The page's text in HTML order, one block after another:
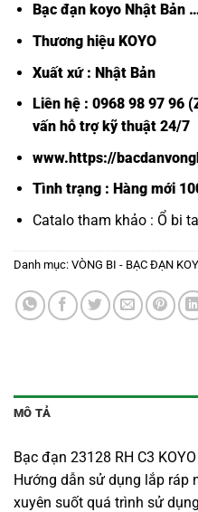
Bạc đạn koyo Nhật Bản
Thương hiệu KOYO
Xuất xứ : Nhật Bản
Liên hệ : 0968 98 97 96
vấn hỗ trợ kỹ thuật 24/7
www.https://
Tình trạng : Hàng mới
Catalo tham khảo : Ổ bi
Danh mục: VÒNG BI - BẠC ĐẠN
MÔ TẢ
Bạc đạn 23128 RH C3
Hướng dẫn sử dụng lắp ráp
xuyên suốt quá trình sử dụng